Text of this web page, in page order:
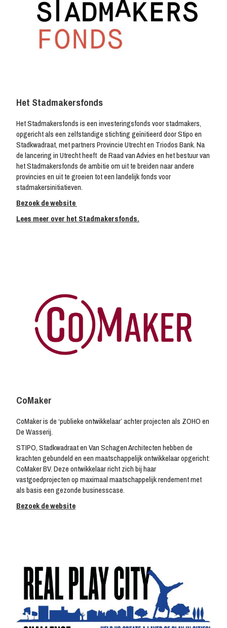
Het Stadmakersfonds
Het Stadmakersfonds is een investeringsfonds voor stadmakers,
opgericht als een zelfstandige stichting geïnitieerd door Stipo en
Stadkwadraat, met partners Provincie Utrecht en Triodos Bank. Na
de lancering in Utrecht heeft de Raad van Advies en het bestuur van
het Stadmakersfonds de ambitie om uit te breiden naar andere
provincies en uit te groeien tot een landelijk fonds voor
stadmakersinitiatieven.
Bezoek de website
Lees meer over het Stadmakersfonds.
CoMaker
CoMaker is de ‘publieke ontwikkelaar’ achter projecten als ZOHO en
De Wasserij.
STIPO, Stadkwadraat en Van Schagen Architecten hebben de
krachten gebundeld en een maatschappelijk ontwikkelaar opgericht:
CoMaker BV. Deze ontwikkelaar richt zich bij haar
vastgoedprojecten op maximaal maatschappelijk rendement met
als basis een gezonde businesscase.
Bezoek de website